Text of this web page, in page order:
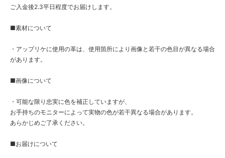
ご入金後2.3平日程度でお届けします。
■素材について
・アップリケに使用の革は、使用箇所により画像と若干の色目が異なる場合
があります。
■画像について
・可能な限り忠実に色を補正していますが、
お手持ちのモニターによって実物の色が若干異なる場合があります。
あらかじめご了承ください。
■お届けについて